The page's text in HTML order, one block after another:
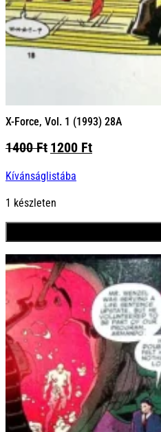
X-Force, Vol. 1 (1993) 28A
1400Ft Original
was:
1200 FtCurrent
Kívánságlistába
1 készleten